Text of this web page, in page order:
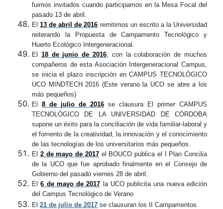
fuimos invitados cuando participamos en la Mesa Focal del
pasado 13 de abril.
El13 de abril de 2016 remitimos un escrito a la Universidad
reiterando la Propuesta de Campamento Tecnológico y
Huerto Ecológico Intergeneracional.
El 18 de junio de 2016 , con la colaboración de muchos
compañeros de esta Asociación Intergeneracional Campus,
se inicia el plazo inscripción en CAMPUS TECNOLÓGICO
UCO MINDTECH 2016 (Este verano la UCO se abre a los
más pequeños)
El 8 de julio de 2016 se clausura El primer CAMPUS
TECNOLÓGICO DE LA UNIVERSIDAD DE CÓRDOBA
supone un éxito para la conciliación de vida familiar-laboral y
el fomento de la creatividad, la innovación y el conocimiento
de las tecnologías de los universitarios más pequeños.
El 2 de mayo de 2017el BOUCO publica el I Plan Concilia
de la UCO que fue aprobado finalmente en el Consejo de
Gobierno del pasado viernes 28 de abril.
El6 de mayo de 2017 la UCO publicita una nueva edición
del Campus Tecnológico de Verano
El 21 de julio de 2017 se clausuran los II Campamentos